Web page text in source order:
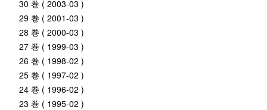
30 巻 ( 2003-03 )
29 巻 ( 2001-03 )
28 巻 ( 2000-03 )
27 巻 ( 1999-03 )
26 巻 ( 1998-02 )
25 巻 ( 1997-02 )
24 巻 ( 1996-02 )
23 巻 ( 1995-02 )